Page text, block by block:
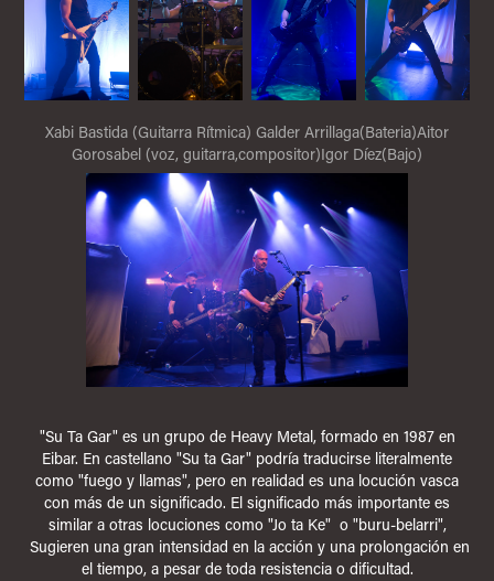
Xabi Bastida (Guitarra Rítmica) Galder Arrillaga(Bateria)Aitor
Gorosabel (voz, guitarra,compositor)Igor Díez(Bajo)
"Su Ta Gar" es un grupo de Heavy Metal, formado en 1987 en
Eibar. En castellano "Su ta Gar" podría traducirse literalmente
como "fuego y llamas", pero en realidad es una locución vasca
con más de un significado. El significado más importante es
similar a otras locuciones como "Jo ta Ke" o "buru-belarri",
Sugieren una gran intensidad en la acción y una prolongación en
el tiempo, a pesar de toda resistencia o dificultad.​​​​​​​